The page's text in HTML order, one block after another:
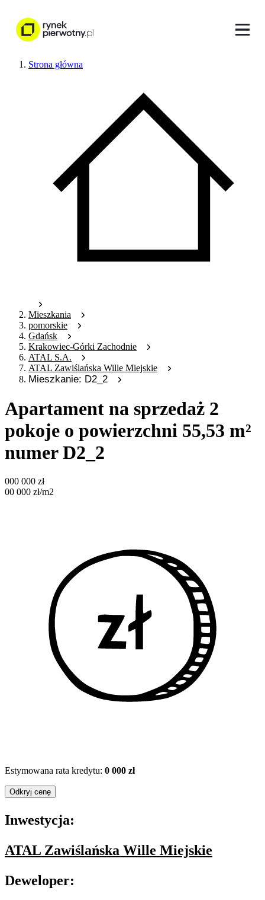
Strona główna
Mieszkania
pomorskie
Gdańsk
Krakowiec-Górki Zachodnie
ATAL S.A.
ATAL Zawiślańska Wille Miejskie
Mieszkanie: D2_2
Apartament na sprzedaż 2
pokoje o powierzchni 55,53 m²
numer D2_2
000 000 zł
00 000 zł/m2
Estymowana rata kredytu: 0 000 zł
Odkryj cenę
Inwestycja:
ATAL Zawiślańska Wille Miejskie
Deweloper: